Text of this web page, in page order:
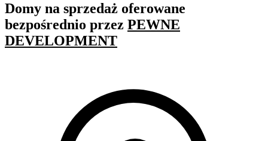
Domy na sprzedaż oferowane
bezpośrednio przez PEWNE
DEVELOPMENT